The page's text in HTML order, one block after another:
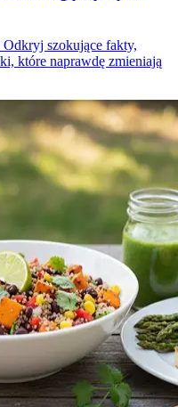
szokujące fakty,
które naprawdę zmieniają